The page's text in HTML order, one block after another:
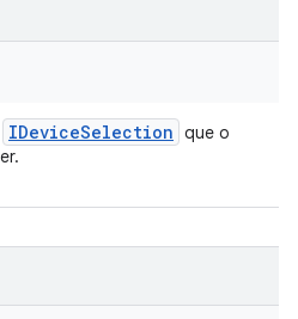
IDeviceSelection que o